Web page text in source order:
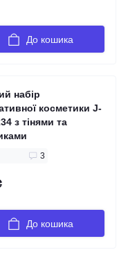
До кошика
набір
косметики J-
з тінями та
3
До кошика